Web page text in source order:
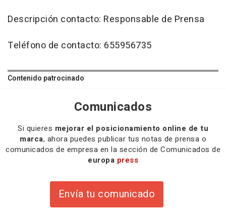
Descripción contacto: Responsable de Prensa
Teléfono de contacto: 655956735
Contenido patrocinado
Comunicados
Si quieres mejorar el posicionamiento online de tu
marca, ahora puedes publicar tus notas de prensa o
comunicados de empresa en la sección de Comunicados de
europa press
Envía tu comunicado